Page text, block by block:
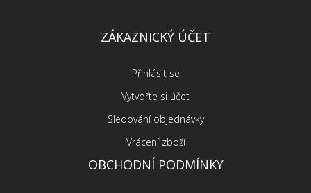
ZÁKAZNICKÝ ÚČET
Přihlásit se
Vytvořte si účet
Sledování objednávky
Vrácení zboží
OBCHODNÍ PODMÍNKY